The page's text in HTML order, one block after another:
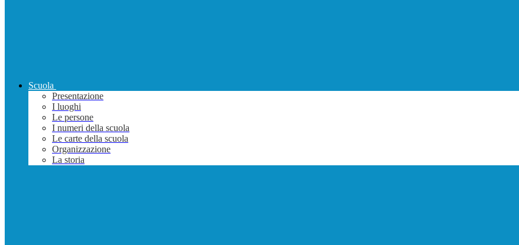
Scuola
Presentazione
I luoghi
Le persone
I numeri della scuola
Le carte della scuola
Organizzazione
La storia